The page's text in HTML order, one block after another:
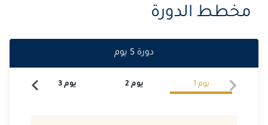
2026-09-28
2026-10-04 دبي التفاصيل
2026-10-05 كوالا لامبور التفاصيل
2026-10-12
مخطط الدورة
دورة 5 يوم
يوم 1 يوم 2 يوم3